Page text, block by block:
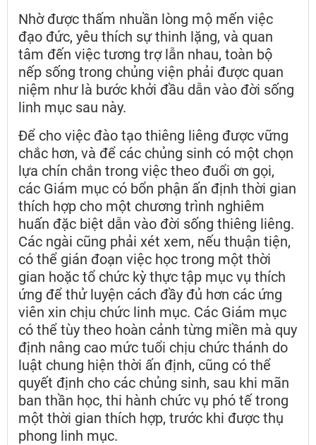
Nhờ được thấm nhuần lòng mộ mến việc
đạo đức, yêu thích sự thinh lặng, và quan
tâm đến việc tương trợ lẫn nhau, toàn bộ
nếp sống trong chủng viện phải được quan
niệm như là bước khởi đầu dẫn vào đời sống
linh mục sau này.
Để cho việc đào tạo thiêng liêng được vững
chắc hơn, và để các chủng sinh có một chọn
lựa chín chắn trong việc theo đuổi ơn gọi,
các Giám mục có bổn phận ấn định thời gian
thích hợp cho một chương trình nghiêm
huấn đặc biệt dẫn vào đời sống thiêng liêng.
Các ngài cũng phải xét xem, nếu thuận tiện,
có thể gián đoạn việc học trong một thời
gian hoặc tổ chức kỳ thực tập mục vụ thích
ứng để thử luyện cách đầy đủ hơn các ứng
viên xin chịu chức linh mục. Các Giám mục
có thể tùy theo hoàn cảnh từng miền mà quy
định nâng cao mức tuổi chịu chức thánh do
luật chung hiện thời ấn định, cũng có thể
quyết định cho các chủng sinh, sau khi mãn
ban thần học, thi hành chức vụ phó tế trong
một thời gian thích hợp, trước khi được thụ
phong linh mục.